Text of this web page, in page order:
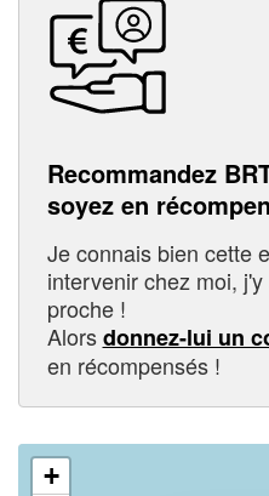
Recommandez
soyez en
Je connais bien cette
intervenir chez moi,
proche !
Alorsdonnez-lui un
en récompensés !
+